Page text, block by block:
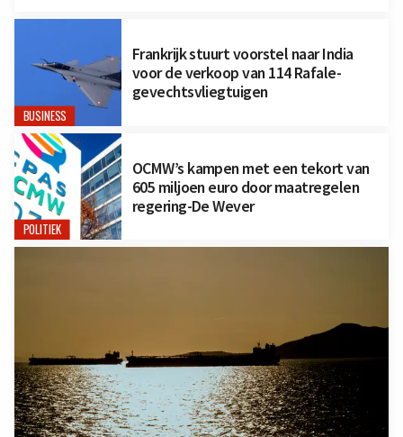
BUSINESS
Frankrijk stuurt voorstel naar India
voor de verkoop van 114 Rafale-
gevechtsvliegtuigen
POLITIEK
OCMW’s kampen met een tekort van
605 miljoen euro door maatregelen
regering-De Wever